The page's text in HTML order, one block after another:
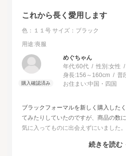
これから長く愛用します
色：１１号 サイズ：ブラック
用途:喪服
めぐちゃん
年代:60代 性別:女性
身長:156～160cm 普
お住まい:中国・四国
ブラックフォーマルを新しく購入した
てみたりしていたのですが、商品の数
気に入ってものに出会えずにいました
することが出来ました。最初に注文し
続きを読む